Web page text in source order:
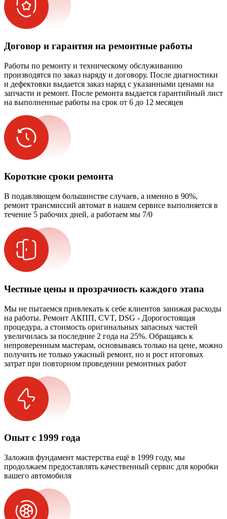
Договор и гарантия на ремонтные работы
Работы по ремонту и техническому обслуживанию
производятся по заказ наряду и договору. После диагностики
и дефектовки выдается заказ наряд с указанными ценами на
запчасти и ремонт. После ремонта выдается гарантийный лист
на выполненные работы на срок от 6 до 12 месяцев
Короткие сроки ремонта
В подавляющем большинстве случаев, а именно в 90%,
ремонт трансмиссий автомат в нашем сервисе выполняется в
течение 5 рабочих дней, а работаем мы 7/0
Честные цены и прозрачность каждого этапа
Мы не пытаемся привлекать к себе клиентов занижая расходы
на работы. Ремонт АКПП, CVT, DSG - Дорогостоящая
процедура, а стоимость оригинальных запасных частей
увеличилась за последние 2 года на 25%. Обращаясь к
непроверенным мастерам, основываясь только на цене, можно
получить не только ужасный ремонт, но и рост итоговых
затрат при повторном проведении ремонтных работ
Опыт с 1999 года
Заложив фундамент мастерства ещё в 1999 году, мы
продолжаем предоставлять качественный сервис для коробки
вашего автомобиля